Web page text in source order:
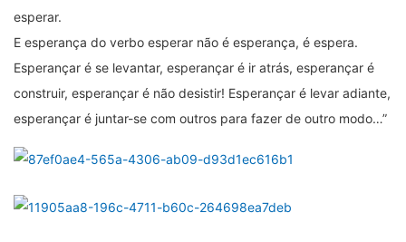
esperar.
E esperança do verbo esperar não é esperança, é espera.
Esperançar é se levantar, esperançar é ir atrás, esperançar é
construir, esperançar é não desistir! Esperançar é levar adiante,
esperançar é juntar-se com outros para fazer de outro modo…”